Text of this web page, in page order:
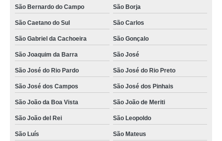
São Bernardo do Campo São Borja
São Caetano do Sul São Carlos
São Gabriel da Cachoeira São Gonçalo
São Joaquim da Barra São José
São José do Rio Pardo São José do Rio Preto
São José dos Campos São José dos Pinhais
São João da Boa Vista São João de Meriti
São João del Rei São Leopoldo
São Luís São Mateus